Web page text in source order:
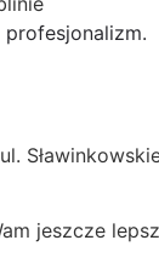
jeszcze